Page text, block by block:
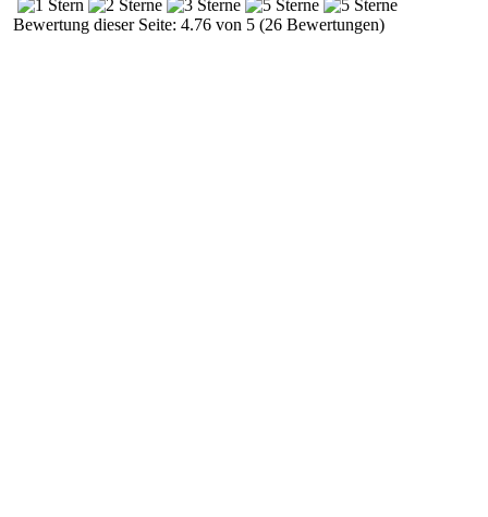
Bewertung dieser Seite: 4.76 von 5 (26 Bewertungen)